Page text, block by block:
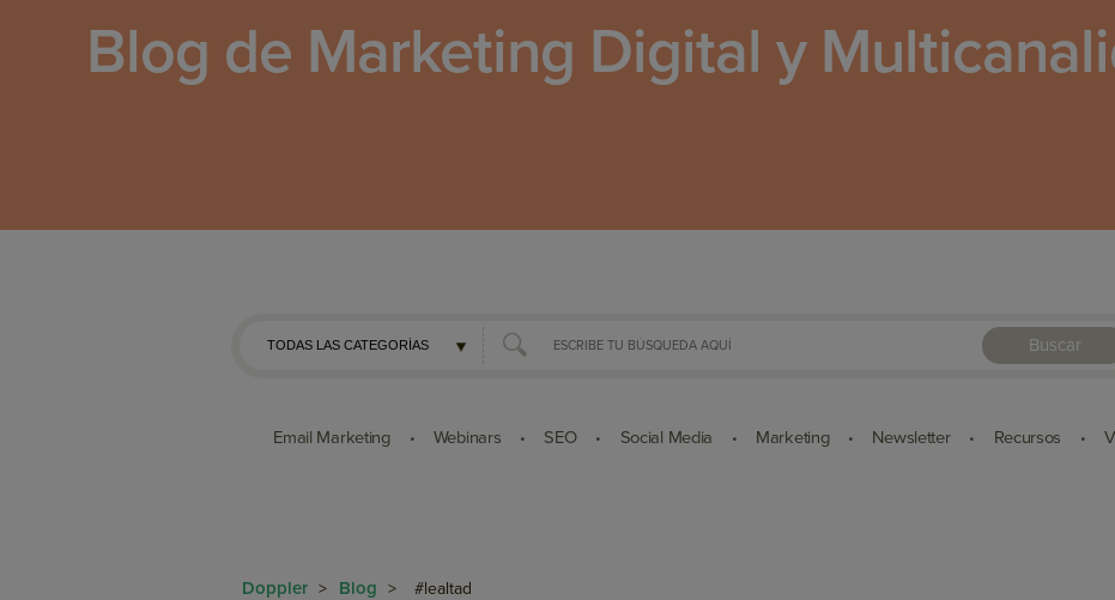
Blog de Marketing Digital y
Buscar
Email Marketing • Webinars • SEO • Social Media • Marketing • Newsletter • Recursos •
Doppler > Blog > #lealtad